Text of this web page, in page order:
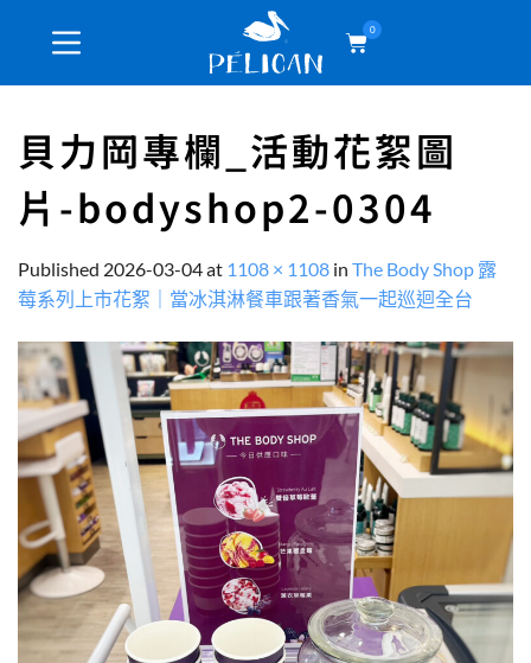
0
貝力岡專欄_活動花絮圖
片-bodyshop2-0304
Published 2026-03-04at 1108 × 1108 in The Body Shop 露
莓系列上市花絮｜當冰淇淋餐車跟著香氣一起巡迴全台